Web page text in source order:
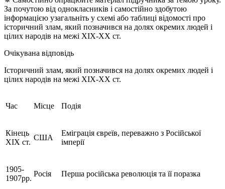
За почутою від однокласників і самостійно здобутою
інформацією узагальніть у схемі або таблиці відомості про
історичний злам, який позначився на долях окремих людей і
цілих народів на межі XIX-XX ст.
Очікувана відповідь
Історичний злам, який позначився на долях окремих людей і
цілих народів на межі XIX-XX ст.
Час Місце Подія
Кінець
ХІХ ст.
США
Еміграція євреїв, переважно з Російської
імперії
1905-
1907рр.
Росія Перша російська революція та її поразка